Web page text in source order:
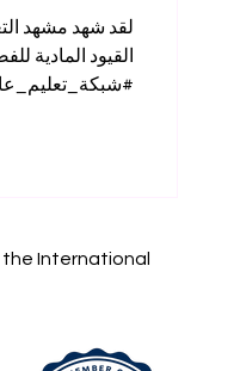
لقد شهد مشهد
القيود المادية
International